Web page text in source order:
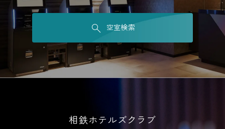
空室検索
相鉄ホテルズクラブ